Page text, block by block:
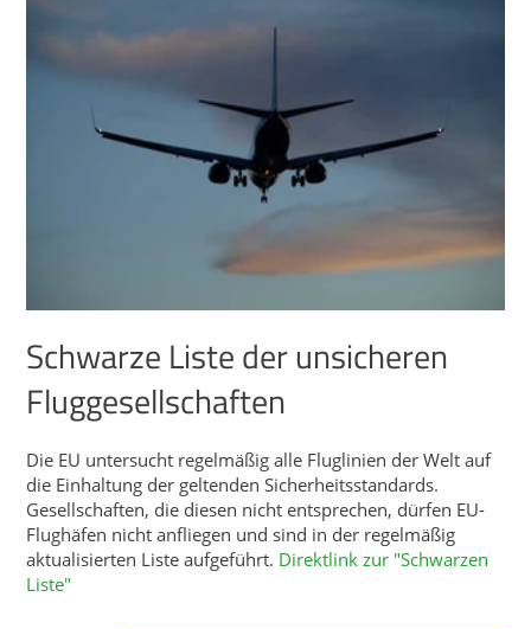
Schwarze Liste der unsicheren
Fluggesellschaften
Die EU untersucht regelmäßig alle Fluglinien der Welt auf
die Einhaltung der geltenden Sicherheitsstandards.
Gesellschaften, die diesen nicht entsprechen, dürfen EU-
Flughäfen nicht anfliegen und sind in der regelmäßig
aktualisierten Liste aufgeführt. Direktlink zur "Schwarzen
Liste"